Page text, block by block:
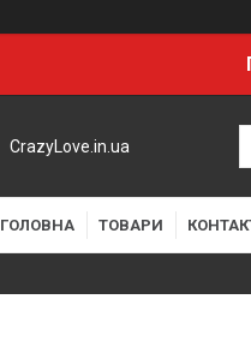
CrazyLove.in.ua
ГОЛОВНА ТОВАРИ